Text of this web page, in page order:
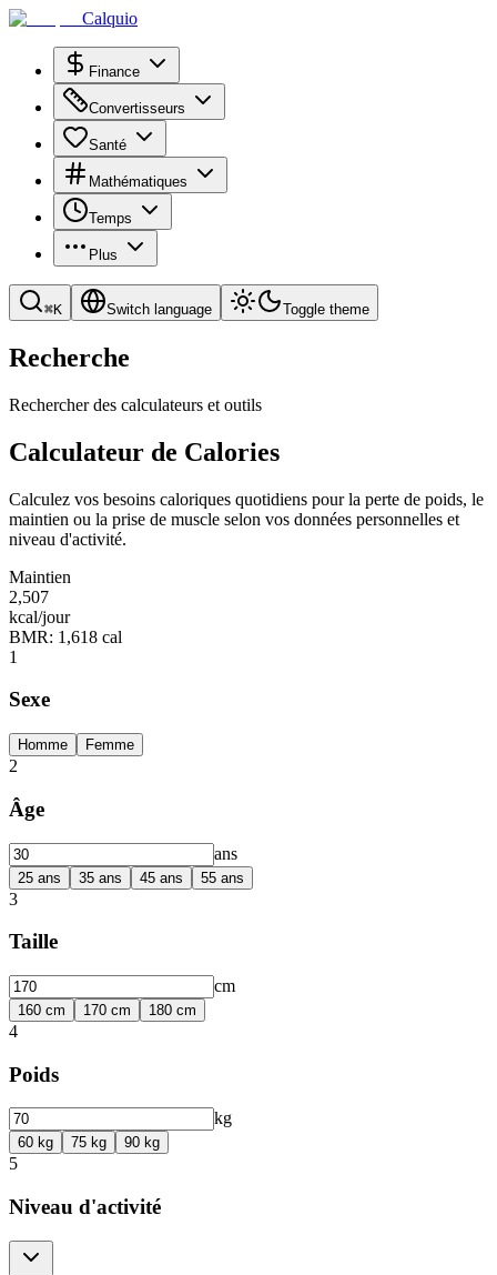
Calquio
Finance
Convertisseurs
Santé
Mathématiques
Temps
Plus
⌘K Switch language Toggle theme
Recherche
Rechercher des calculateurs et outils
Calculateur de Calories
Calculez vos besoins caloriques quotidiens pour la perte de poids, le
maintien ou la prise de muscle selon vos données personnelles et
niveau d'activité.
Maintien
2,507
kcal/jour
BMR: 1,618 cal
1
Sexe
Homme Femme
2
Âge
ans
25 ans 35 ans 45 ans 55 ans
3
Taille
cm
160 cm 170 cm 180 cm
4
Poids
kg
60 kg 75 kg 90 kg
5
Niveau d'activité